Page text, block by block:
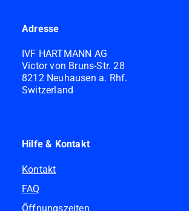
Adresse
IVF HARTMANN AG
Victor von Bruns-Str. 28
8212 Neuhausen a. Rhf.
Switzerland
Hilfe & Kontakt
Kontakt
FAQ
Öffnungszeiten